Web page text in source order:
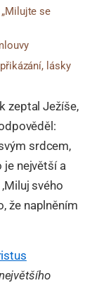
se
lásky
zeptal Ježíše,
srdcem,
je největší a
svého
že naplněním